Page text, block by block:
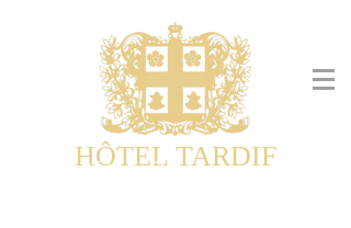
HÔTEL TARDIF
Noble Guesthouse